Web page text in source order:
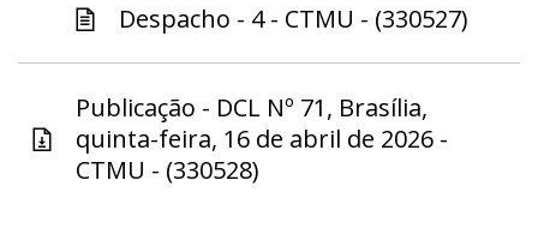
Despacho - 4 - CTMU - (330527)
Publicação - DCL Nº 71, Brasília,
quinta-feira, 16 de abril de 2026 -
CTMU - (330528)